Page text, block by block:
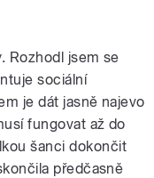
Rozhodl jsem se
sociální
je dát jasně najevo
fungovat až do
šanci dokončit
předčasně